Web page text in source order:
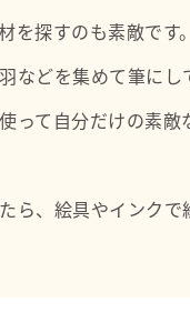
を探すのも素敵です。
などを集めて筆にし
って自分だけの素敵
ら、絵具やインクで